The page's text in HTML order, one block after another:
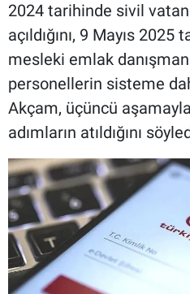
2024 tarihinde sivil
açıldığını, 9 Mayıs
mesleki emlak
personellerin sisteme
Akçam, üçüncü
adımların atıldığını